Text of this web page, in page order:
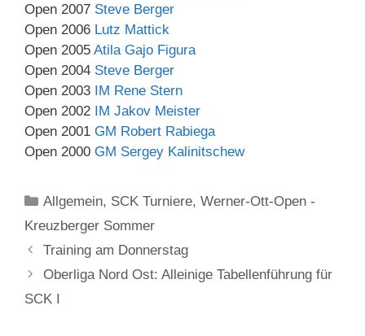
Open 2007 Steve Berger
Open 2006 Lutz Mattick
Open 2005 Atila Gajo Figura
Open 2004 Steve Berger
Open 2003 IM Rene Stern
Open 2002 IM Jakov Meister
Open 2001 GM Robert Rabiega
Open 2000 GM Sergey Kalinitschew
Kategorien
Allgemein, SCK Turniere,Werner-Ott-Open -
Kreuzberger Sommer
Training am Donnerstag
Oberliga Nord Ost: Alleinige Tabellenführung für
SCK I